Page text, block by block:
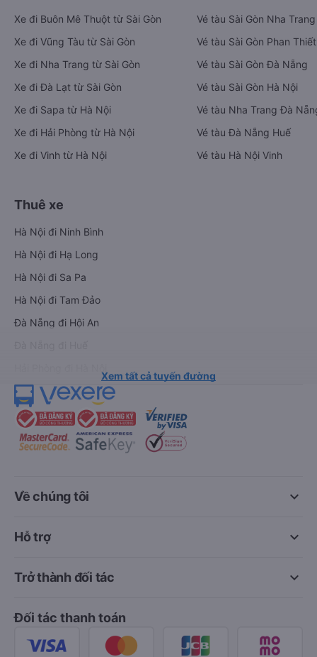
Xe đi Buôn Mê Thuột từ Sài Gòn
Xe đi Vũng Tàu từ Sài Gòn
Xe đi Nha Trang từ Sài Gòn
Xe đi Đà Lạt từ Sài Gòn
Xe đi Sapa từ Hà Nội
Xe đi Hải Phòng từ Hà Nội
Xe đi Vinh từ Hà Nội
Vé tàu Sài Gòn Nha Trang
Vé tàu Sài Gòn Phan Thiết
Vé tàu Sài Gòn Đà Nẵng
Vé tàu Sài Gòn Hà Nội
Vé tàu Nha Trang Đà
Vé tàu Đà Nẵng Huế
Vé tàu Hà Nội Vinh
Thuê xe
Hà Nội đi Ninh Bình
Hà Nội đi Hạ Long
Hà Nội đi Sa Pa
Hà Nội đi Tam Đảo
Đà Nẵng đi Hội An
Xem tất cả tuyến đường
keyboard_arrow_down
Về chúng tôi
keyboard_arrow_down
Hỗ trợ
keyboard_arrow_down
Trở thành đối tác
Đối tác thanh toán